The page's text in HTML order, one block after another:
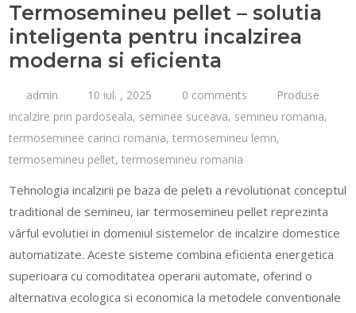
Termosemineu pellet – solutia
inteligenta pentru incalzirea
moderna si eficienta
admin 10 iul. , 2025 0 comments
Produse
incalzire prin pardoseala, seminee suceava, semineu romania,
termoseminee carinci romania,termosemineu lemn,
termosemineu pellet,termosemineu romania
Tehnologia incalzirii pe baza de peleti a revolutionat conceptul
traditional de semineu, iar termosemineu pellet reprezinta
vârful evolutiei in domeniul sistemelor de incalzire domestice
automatizate. Aceste sisteme combina eficienta energetica
superioara cu comoditatea operarii automate, oferind o
alternativa ecologica si economica la metodele conventionale